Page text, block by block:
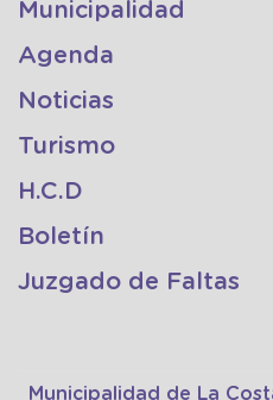
Municipalidad
Agenda
Noticias
Turismo
H.C.D
Boletín
Juzgado de Faltas
Municipalidad de La